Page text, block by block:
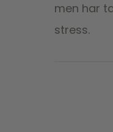
men har
stress.